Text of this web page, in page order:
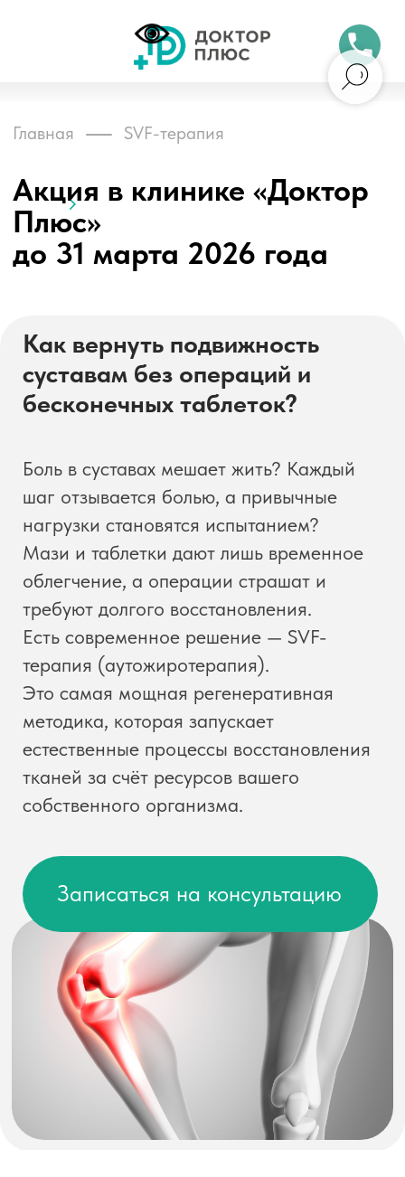
Акция в клинике «Доктор
до 31 марта 2026 года
Как вернуть подвижность
суставам без операций и
Записаться на консультацию
Боль в суставах мешает жить? Каждый
шаг отзывается болью, а привычные
нагрузки становятся испытанием?
Мази и таблетки дают лишь временное
облегчение, а операции страшат и
терапия (аутожиротерапия).
Это самая мощная регенеративная
естественные процессы восстановления
тканей за счёт ресурсов вашего
собственного организма.
Что такое SVF-терапия
Из собственной жировой ткани
пациента берутся вещества, богатые
стволовыми клетками и факторами
Эти вещества получают через мини-
липосакцию передней брюшной
стенки, обрабатывают специальным
образом и под контролем УЗИ
вводят прямо в поражённый сустав.
Процедура проводится однократно
за один сенанс без госпитализации и
длительной реабилитации.